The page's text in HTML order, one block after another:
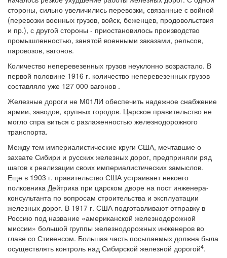
стороны, сильно увеличились перевозки, связанные с войной
(перевозки военных грузов, войск, беженцев, продовольствия
и пр.), с другой стороны - приостановилось производство
промышленностью, занятой военными заказами, рельсов,
паровозов, вагонов.
Количество неперевезенных грузов неуклонно возрастало. В
первой половине 1916 г. количество неперевезенных грузов
составляло уже 127 000 вагонов .
Железные дороги не М01ЛИ обеспечить надежное снабжение
армии, заводов, крупных городов. Царское правительство не
могло спра виться с разлаженностью железнодорожного
транспорта.
Между тем империалистические круги США, мечтавшие о
захвате Сибири и русских железных дорог, предприняли ряд
шагов к реализации своих империалистических замыслов.
Еще в 1903 г. правительство США устраивает некоего
полковника Дейтрика при царском дворе на пост инженера-
консультанта по вопросам строительства и эксплуатации
железных дорог. В 1917 г. США подготавливают отправку в
Россию под название «американской железнодорожной
миссии» большой группы железнодорожных инженеров во
главе со Стивенсом. Большая часть посылаемых должна была
осуществлять контроль над Сибирской железной дорогой4.